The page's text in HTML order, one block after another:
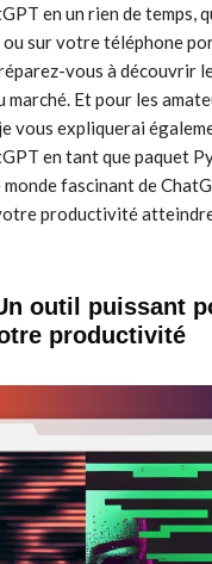
en un rien de temps,
sur votre téléphone
vous à découvrir
marché. Et pour les
vous expliquerai
en tant que paquet
fascinant de
productivité
outil puissant
productivité